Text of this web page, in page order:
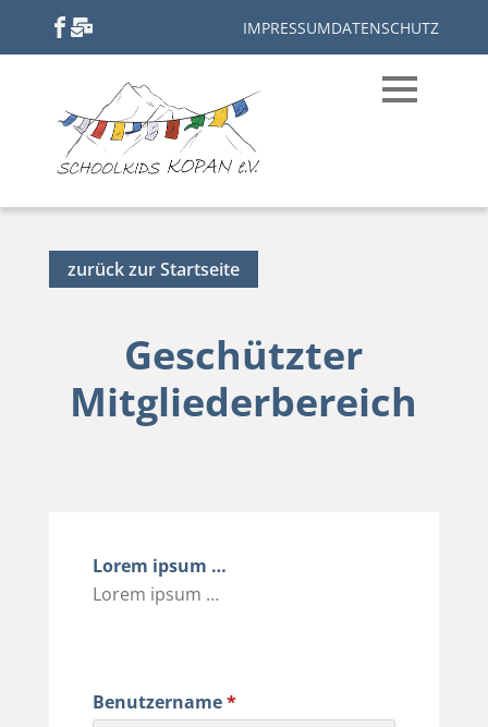
IMPRESSUMDATENSCHUTZ
zurück zur Startseite
Geschützter
Mitgliederbereich
Lorem ipsum …
Lorem ipsum …
Benutzername*